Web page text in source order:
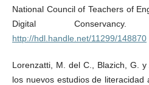
National Council of Teachers of
Digital
http://hdl.handle.net/11299/148870
Lorenzatti, M. del C., Blazich, G.
los nuevos estudios de